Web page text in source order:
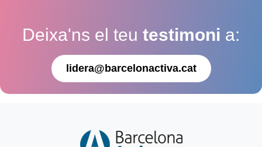
Deixa'ns el teu testimoni a:
lidera@barcelonactiva.cat